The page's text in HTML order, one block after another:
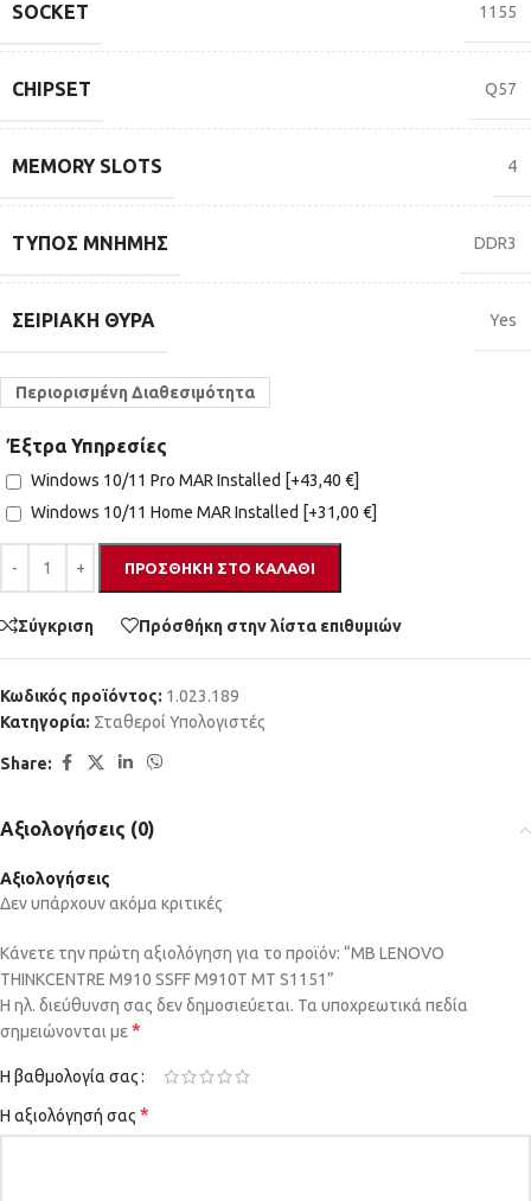
SOCKET 1155
CHIPSET Q57
MEMORY SLOTS 4
ΤΎΠΟΣ ΜΝΉΜΗΣ DDR3
ΣΕΙΡΙΑΚΉ ΘΎΡΑ Yes
Περιορισμένη Διαθεσιμότητα
Έξτρα Υπηρεσίες
Windows 10/11 Pro MAR Installed [+43,40 €]
Windows 10/11 Home MAR Installed [+31,00 €]
ΠΡΟΣΘΉΚΗ ΣΤΟ ΚΑΛΆΘΙ
Σύγκριση Πρόσθήκη στην λίστα επιθυμιών
Κωδικός προϊόντος: 1.023.189
Κατηγορία: Σταθεροί Υπολογιστές
Share:
Αξιολογήσεις (0)
Αξιολογήσεις
Δεν υπάρχουν ακόμα κριτικές
Κάνετε την πρώτη αξιολόγηση για το προϊόν: “MB LENOVO
THINKCENTRE M910 SSFF M910T ΜΤ S1151”
Η ηλ. διεύθυνση σας δεν δημοσιεύεται. Τα υποχρεωτικά πεδία
σημειώνονται με*
Η βαθμολογία σας
Η αξιολόγησή σας *